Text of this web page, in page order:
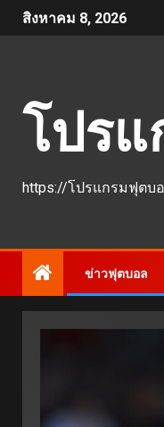
สิงหาคม 8, 2026
โปร
https://โปรแกรมฟุตบ
ข่าวฟุตบอล